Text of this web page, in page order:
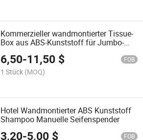
Kommerzieller wandmontierter Tissue-
Box aus ABS-Kunststoff für Jumbo-
Rollen-Toilettenpapier-Spender
6,50-11,50 $ FOB
1 Stück (MOQ)
Hotel Wandmontierter ABS Kunststoff
Shampoo Manuelle Seifenspender
3,20-5,00 $ FOB